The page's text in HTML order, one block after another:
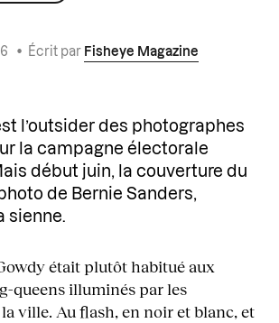
• Écrit par Fisheye Magazine
l’outsider des photographes
la campagne électorale
début juin, la couverture du
de Bernie Sanders,
sienne.
était plutôt habitué aux
queens illuminés par les
ville. Au flash, en noir et blanc, et